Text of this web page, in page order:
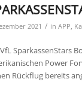
2021 / in APP
SparkassenStars
Power
Rückflug bereits